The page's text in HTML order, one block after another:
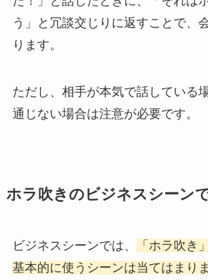
う」と冗談交じりに返すことで、
ります。
ただし、相手が本気で話している
通じない場合は注意が必要です。
ホラ吹きのビジネスシーン
ビジネスシーンでは、
「ホラ吹き
基本的に使うシーンは当てはまり